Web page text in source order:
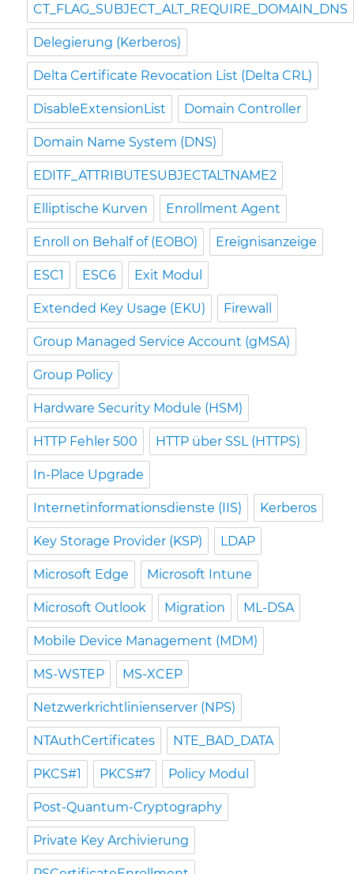
CT_FLAG_SUBJECT_ALT_REQUIRE_DOMAIN_DNS
Delegierung (Kerberos)
Delta Certificate Revocation List (Delta CRL)
DisableExtensionList Domain Controller
Domain Name System (DNS)
EDITF_ATTRIBUTESUBJECTALTNAME2
Elliptische Kurven Enrollment Agent
Enroll on Behalf of (EOBO) Ereignisanzeige
ESC1 ESC6 Exit Modul
Extended Key Usage (EKU) Firewall
Group Managed Service Account (gMSA)
Group Policy
Hardware Security Module (HSM)
HTTP Fehler 500 HTTP über SSL (HTTPS)
In-Place Upgrade
Internetinformationsdienste (IIS) Kerberos
Key Storage Provider (KSP) LDAP
Microsoft Edge Microsoft Intune
Microsoft Outlook Migration ML-DSA
Mobile Device Management (MDM)
MS-WSTEP MS-XCEP
Netzwerkrichtlinienserver (NPS)
NTAuthCertificates NTE_BAD_DATA
PKCS#1 PKCS#7 Policy Modul
Post-Quantum-Cryptography
Private Key Archivierung